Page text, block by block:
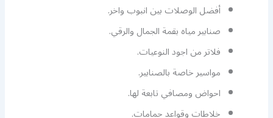
أفضل الوصلات بين انبوب واخر.
صنابير مياه بقمة الجمال والرقي.
فلاتر من اجود النوعيات.
مواسير خاصة بالصنابير.
احواض ومصافي تابعة لها.
خلاطات وقواعد حمامات.